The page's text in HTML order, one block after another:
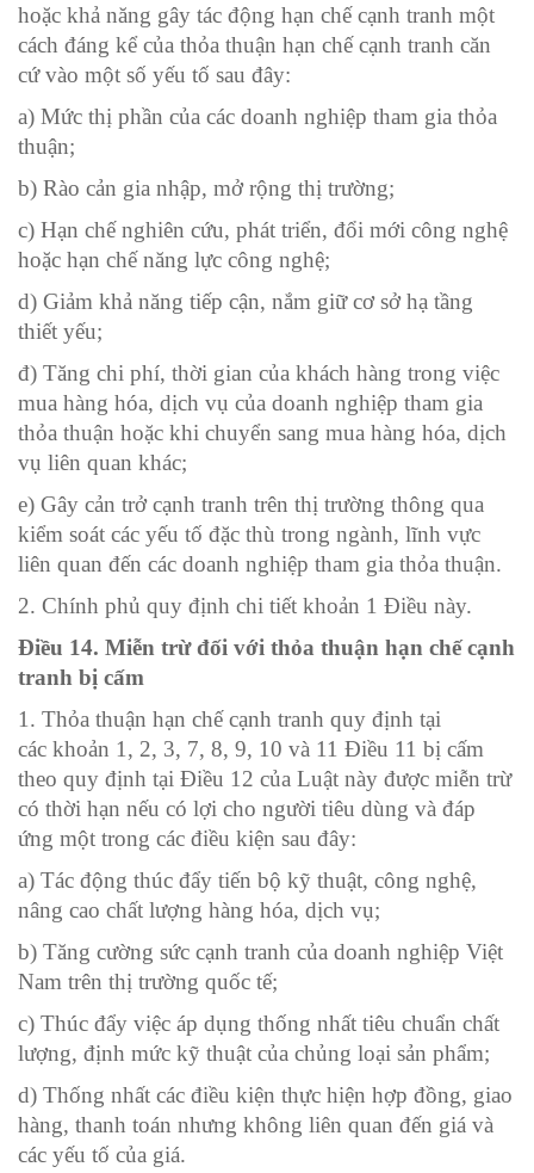
hoặc khả năng gây tác động hạn chế cạnh tranh một
cách đáng kể của thỏa thuận hạn chế cạnh tranh căn
cứ vào một số yếu tố sau đây:
a) Mức thị phần của các doanh nghiệp tham gia thỏa
thuận;
b) Rào cản gia nhập, mở rộng thị trường;
c) Hạn chế nghiên cứu, phát triển, đổi mới công nghệ
hoặc hạn chế năng lực công nghệ;
d) Giảm khả năng tiếp cận, nắm giữ cơ sở hạ tầng
thiết yếu;
đ) Tăng chi phí, thời gian của khách hàng trong việc
mua hàng hóa, dịch vụ của doanh nghiệp tham gia
thỏa thuận hoặc khi chuyển sang mua hàng hóa, dịch
vụ liên quan khác;
e) Gây cản trở cạnh tranh trên thị trường thông qua
kiểm soát các yếu tố đặc thù trong ngành, lĩnh vực
liên quan đến các doanh nghiệp tham gia thỏa thuận.
2. Chính phủ quy định chi tiết khoản 1 Điều này.
Điều 14. Miễn trừ đối với thỏa thuận hạn chế cạnh
tranh bị cấm
1. Thỏa thuận hạn chế cạnh tranh quy định tại
các khoản 1, 2, 3, 7, 8, 9, 10 và 11 Điều 11 bị cấm
theo quy định tại Điều 12 của Luật này được miễn trừ
có thời hạn nếu có lợi cho người tiêu dùng và đáp
ứng một trong các điều kiện sau đây:
a) Tác động thúc đẩy tiến bộ kỹ thuật, công nghệ,
nâng cao chất lượng hàng hóa, dịch vụ;
b) Tăng cường sức cạnh tranh của doanh nghiệp Việt
Nam trên thị trường quốc tế;
c) Thúc đẩy việc áp dụng thống nhất tiêu chuẩn chất
lượng, định mức kỹ thuật của chủng loại sản phẩm;
d) Thống nhất các điều kiện thực hiện hợp đồng, giao
hàng, thanh toán nhưng không liên quan đến giá và
các yếu tố của giá.